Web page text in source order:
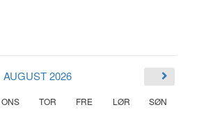
AUGUST 2026
ONS TOR FRE LØR SØN